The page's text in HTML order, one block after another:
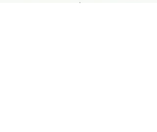
Laurentien, Montreal.